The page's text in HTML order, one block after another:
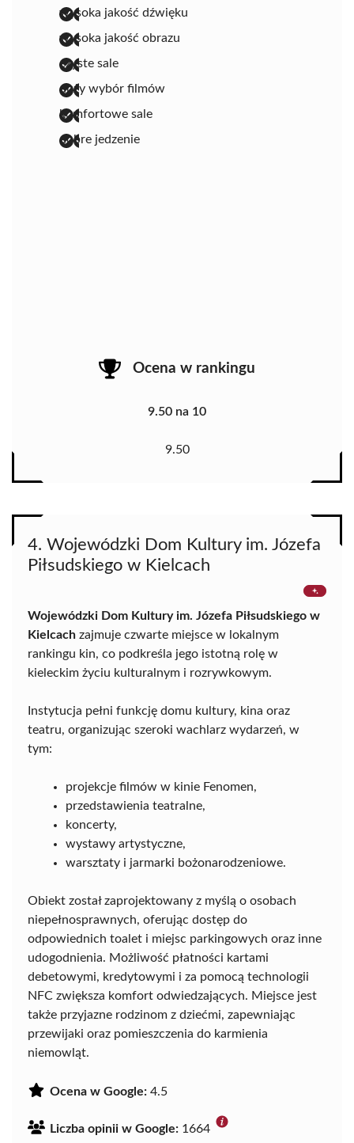
wysoka jakość dźwięku
wysoka jakość obrazu
czyste sale
duży wybór filmów
komfortowe sale
dobre jedzenie
Ocena w rankingu
9.50 na 10
9.50
4. Wojewódzki Dom Kultury im. Józefa
Piłsudskiego w Kielcach
Wojewódzki Dom Kultury im. Józefa Piłsudskiego w
Kielcach zajmuje czwarte miejsce w lokalnym
rankingu kin, co podkreśla jego istotną rolę w
kieleckim życiu kulturalnym i rozrywkowym.
Instytucja pełni funkcję domu kultury, kina oraz
teatru, organizując szeroki wachlarz wydarzeń, w
tym:
projekcje filmów w kinie Fenomen,
przedstawienia teatralne,
koncerty,
wystawy artystyczne,
warsztaty i jarmarki bożonarodzeniowe.
Obiekt został zaprojektowany z myślą o osobach
niepełnosprawnych, oferując dostęp do
odpowiednich toalet i miejsc parkingowych oraz inne
udogodnienia. Możliwość płatności kartami
debetowymi, kredytowymi i za pomocą technologii
NFC zwiększa komfort odwiedzających. Miejsce jest
także przyjazne rodzinom z dziećmi, zapewniając
przewijaki oraz pomieszczenia do karmienia
niemowląt.
Ocena w Google: 4.5
Liczba opinii w Google: 1664